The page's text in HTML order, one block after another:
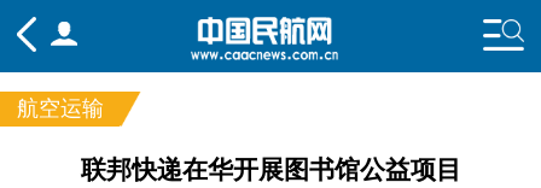
航空运输
联邦快递在华开展图书馆公益项目